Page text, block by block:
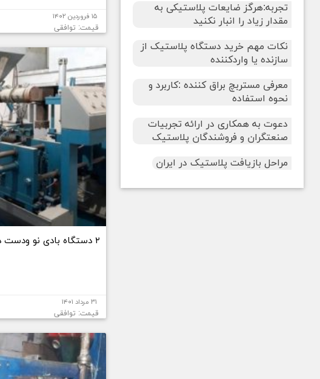
۱۵ فروردین ۱۴۰۲
قیمت: توافقی
۲ دستگاه بادی نو ودست دوم تا ۲ لیتر
۳۱ مرداد ۱۴۰۱
قیمت: توافقی
تجربه:هرگز ضایعات پلاستیکی به
مقدار زیاد را انبار نکنید
نکات مهم خرید دستگاه پلاستیک از
سازنده یا واردکننده
معرفی مستربچ براق کننده :کاربرد و
نحوه استفاده
دعوت به همکاری در ارائه تجربیات
صنعتگران و فروشندگان پلاستیک
مراحل بازیافت پلاستیک در ایران